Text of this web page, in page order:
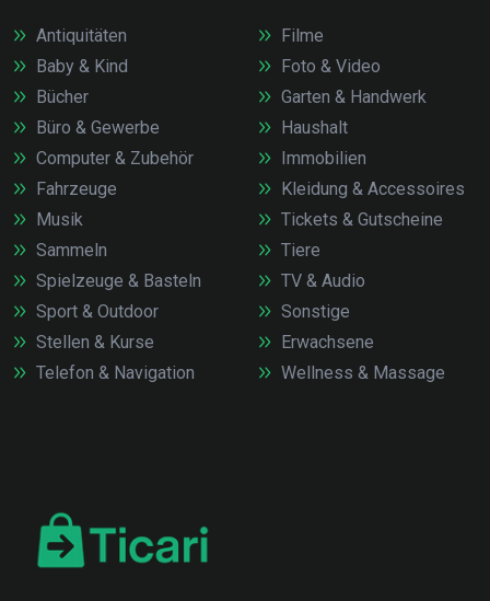
Antiquitäten
Baby & Kind
Bücher
Büro & Gewerbe
Computer & Zubehör
Fahrzeuge
Filme
Foto & Video
Garten & Handwerk
Haushalt
Immobilien
Kleidung & Accessoires
Musik
Sammeln
Spielzeuge & Basteln
Sport & Outdoor
Stellen & Kurse
Telefon & Navigation
Tickets & Gutscheine
Tiere
TV & Audio
Sonstige
Erwachsene
Wellness & Massage